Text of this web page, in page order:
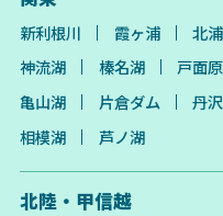
新利根川 霞ヶ浦 北浦
神流湖
榛名湖 戸面
亀山湖
片倉ダム 丹
相模湖
芦ノ湖
北陸・甲信越